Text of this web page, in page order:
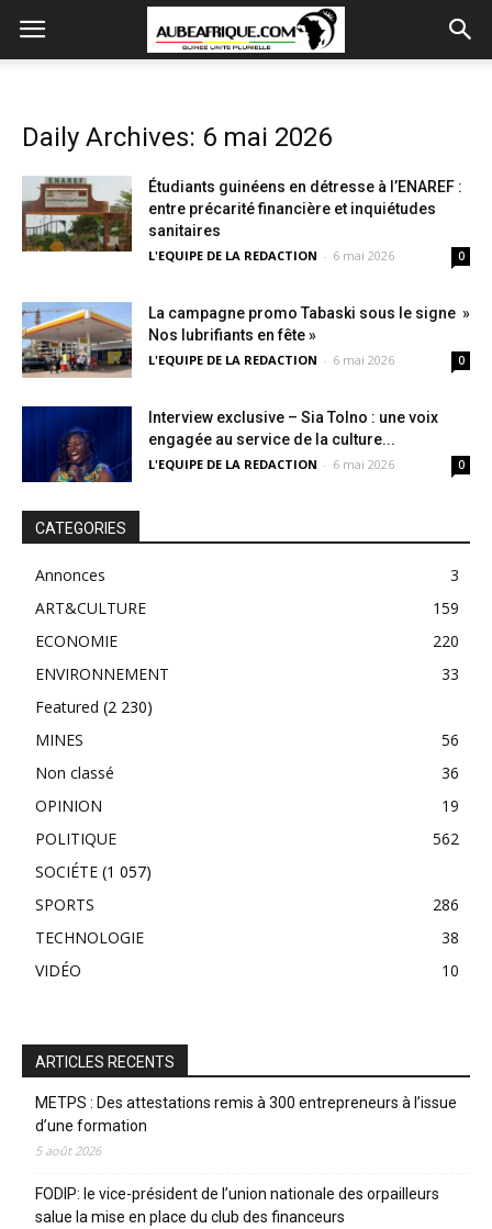
Daily Archives: 6 mai 2026
Étudiants guinéens en détresse à l’ENAREF :
entre précarité financière et inquiétudes
sanitaires
L'EQUIPE DE LA REDACTION - 6 mai 2026 0
La campagne promo Tabaski sous le signe »
Nos lubrifiants en fête »
L'EQUIPE DE LA REDACTION - 6 mai 2026 0
Interview exclusive – Sia Tolno : une voix
engagée au service de la culture...
L'EQUIPE DE LA REDACTION - 6 mai 2026 0
CATEGORIES
Annonces
3
ART&CULTURE
159
ECONOMIE
220
ENVIRONNEMENT
33
Featured (2 230)
MINES
56
Non classé
36
OPINION
19
POLITIQUE
562
SOCIÉTE (1 057)
SPORTS
286
TECHNOLOGIE
38
VIDÉO
10
ARTICLES RECENTS
METPS : Des attestations remis à 300 entrepreneurs à l’issue
d’une formation
5 août 2026
FODIP: le vice-président de l’union nationale des orpailleurs
salue la mise en place du club des financeurs